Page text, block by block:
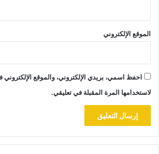
الموقع الإلكتروني
احفظ اسمي، بريدي الإلكتروني، والموقع
لاستخدامها المرة المقبلة في تعليقي.